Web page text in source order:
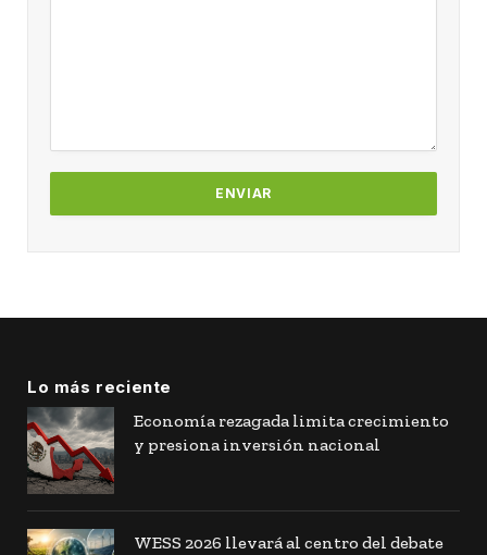
Lo más reciente
Economía rezagada limita crecimiento
y presiona inversión nacional
WESS 2026 llevará al centro del debate